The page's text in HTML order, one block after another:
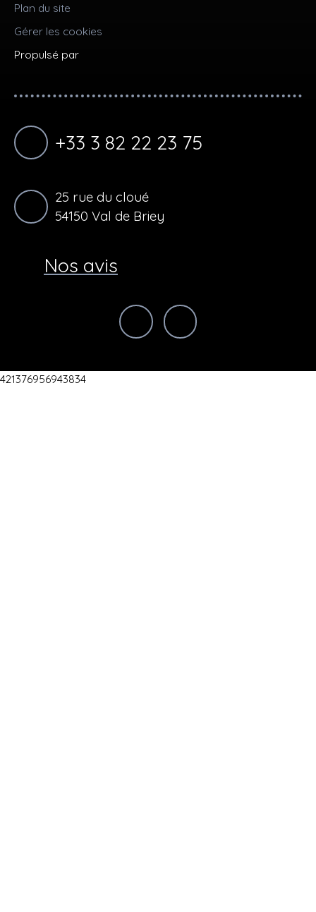
Plan du site
Gérer les cookies
Propulsé par
+33 3 82 22 23 75
25 rue du cloué
54150 Val de Briey
Nos avis
421376956943834